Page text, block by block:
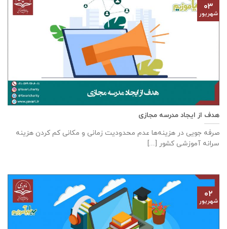
هدف از ايجاد مدرسه مجازی
صرفه جويی در هزينه‌ها عدم محدوديت زمانی و مكانی كم كردن هزينه
سرانه آموزشی كشور [...]
۰۳
شهریور
۰۲
شهریور